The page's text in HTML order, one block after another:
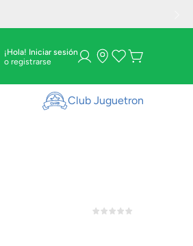
¡Hola! Iniciar sesión
Club Juguetron